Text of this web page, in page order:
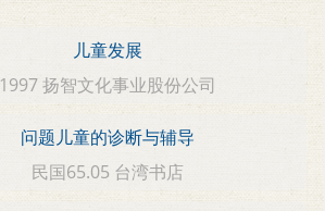
儿童发展
1997 扬智文化事业股份公司
问题儿童的诊断与辅导
民国65.05 台湾书店